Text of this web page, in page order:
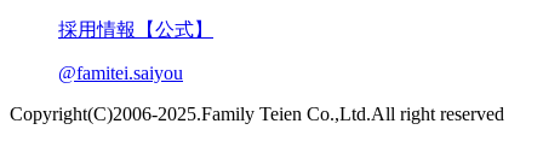
採用情報【公式】
@famitei.saiyou
Copyright(C)2006-2025.Family Teien Co.,Ltd.All right reserved